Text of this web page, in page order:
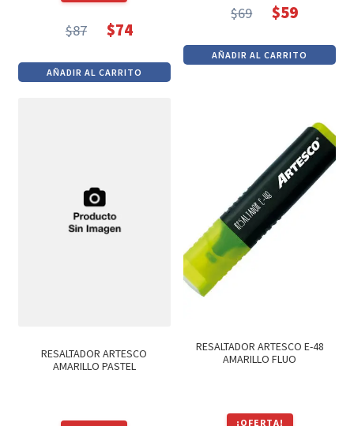
$87
precio
original
$74
precio
actual
AÑADIR AL CARRITO
$69
precio
original
$59
precio
actual
AÑADIR AL CARRITO
RESALTADOR ARTESCO
AMARILLO PASTEL
RESALTADOR ARTESCO E-48
AMARILLO FLUO
¡OFERTA!